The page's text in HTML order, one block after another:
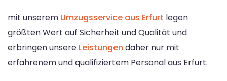
mit unserem Umzugsservice aus Erfurt legen
größten Wert auf Sicherheit und Qualität und
erbringen unsere Leistungen daher nur mit
erfahrenem und qualifiziertem Personal aus Erfurt.